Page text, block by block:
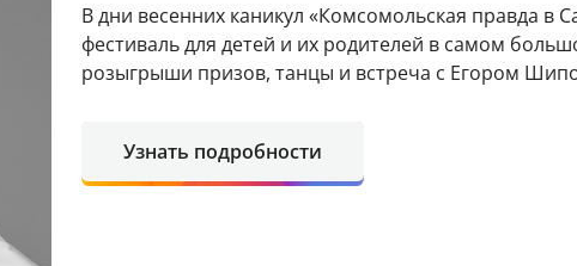
В дни весенних каникул «Комсомольская правда в
фестиваль для детей и их родителей в самом
розыгрыши призов, танцы и встреча с Егором
Узнать подробности